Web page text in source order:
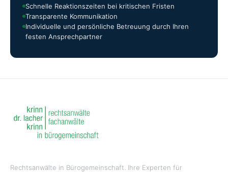
Schnelle Reaktionszeiten bei kritischen Fristen
Transparente Kommunikation
Individuelle und persönliche Betreuung durch Ihren
festen Ansprechpartner
Rechtsanwälte in Bürogemeinschaft. Ihre Experten für